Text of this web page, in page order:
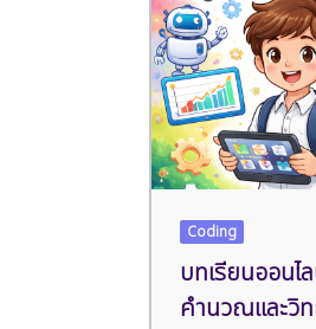
Coding
บทเรียนออนไ
คำนวณและวิ